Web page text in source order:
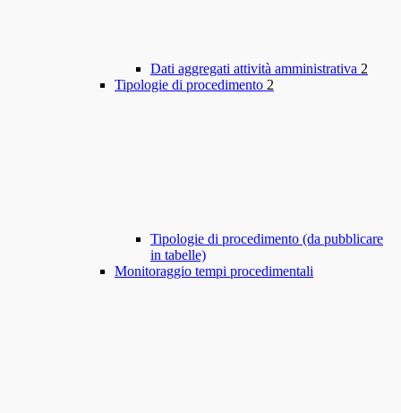
Dati aggregati attività amministrativa 2
Tipologie di procedimento 2
Tipologie di procedimento (da pubblicare
in tabelle)
Monitoraggio tempi procedimentali